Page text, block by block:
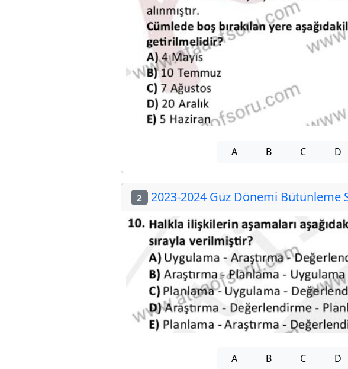
A B C D
2 2023-2024 Güz Dönemi Bütünleme
A B C D